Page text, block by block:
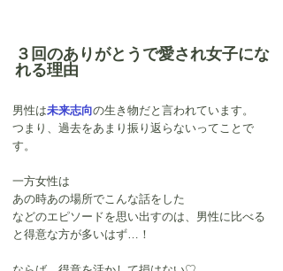
３回のありがとうで愛され女子にな
れる理由
男性は未来志向の生き物だと言われています。
つまり、過去をあまり振り返らないってことで
す。
一方女性は
あの時あの場所でこんな話をした
などのエピソードを思い出すのは、男性に比べる
と得意な方が多いはず…！